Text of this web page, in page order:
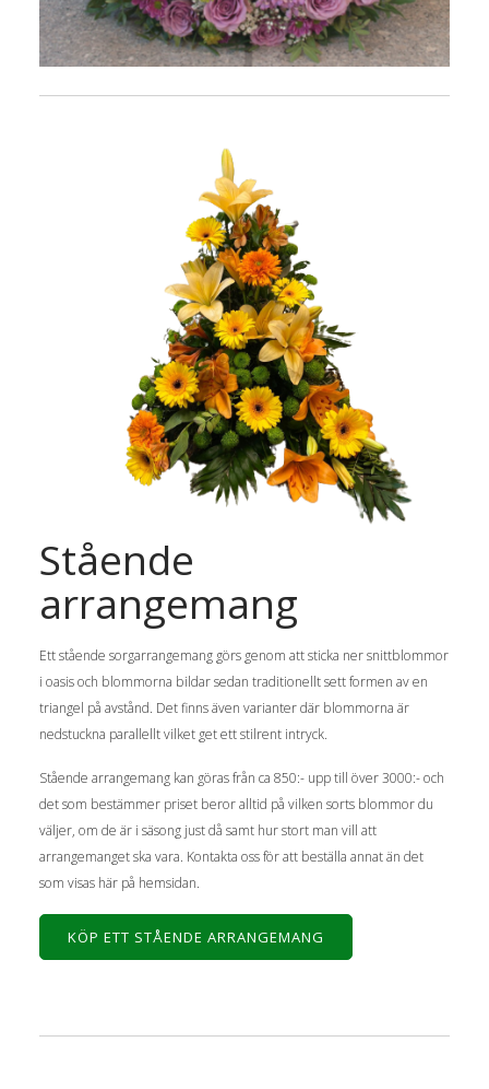
Stående
arrangemang
Ett stående sorgarrangemang görs genom att sticka ner snittblommor
i oasis och blommorna bildar sedan traditionellt sett formen av en
triangel på avstånd. Det finns även varianter där blommorna är
nedstuckna parallellt vilket get ett stilrent intryck.
Stående arrangemang kan göras från ca 850:- upp till över 3000:- och
det som bestämmer priset beror alltid på vilken sorts blommor du
väljer, om de är i säsong just då samt hur stort man vill att
arrangemanget ska vara. Kontakta oss för att beställa annat än det
som visas här på hemsidan.
KÖP ETT STÅENDE ARRANGEMANG